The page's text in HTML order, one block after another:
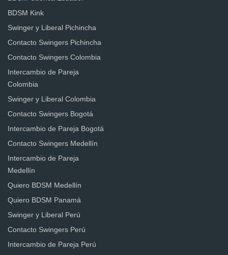
BDSM Kink
Swinger y Liberal Pichincha
Contacto Swingers Pichincha
Contacto Swingers Colombia
Intercambio de Pareja
Colombia
Swinger y Liberal Colombia
Contacto Swingers Bogotá
Intercambio de Pareja Bogotá
Contacto Swingers Medellín
Intercambio de Pareja
Medellín
Quiero BDSM Medellín
Quiero BDSM Panamá
Swinger y Liberal Perú
Contacto Swingers Perú
Intercambio de Pareja Perú